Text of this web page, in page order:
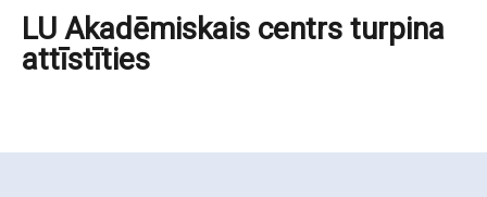
LU Akadēmiskais centrs turpina
attīstīties